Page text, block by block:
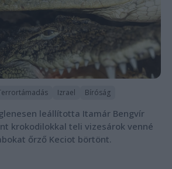
Izrael Bíróság
leállította Itamár Bengvír
krokodilokkal teli vizesárok venné
őrző Keciot börtönt.